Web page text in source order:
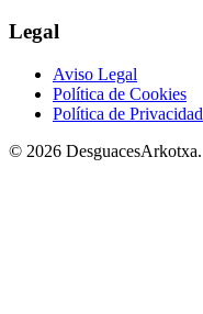
Legal
Aviso Legal
Política de Cookies
Política de Privacidad
© 2026 DesguacesArkotxa.